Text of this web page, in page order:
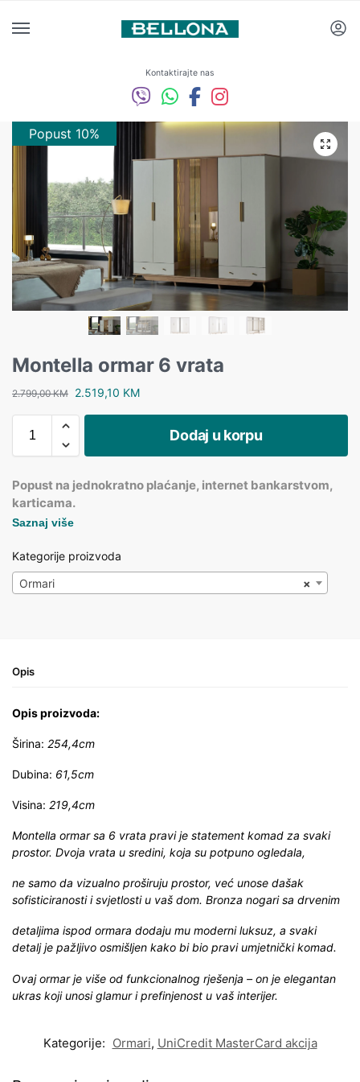
Kontaktirajte nas
Popust 10%
Montella ormar 6 vrata
2.799,00KM 2.519,10 KM
Dodaj u korpu
Popust na jednokratno plaćanje, internet bankarstvom,
karticama.
Saznaj više
Kategorije proizvoda
×
Ormari
Opis
Opis proizvoda:
Širina: 254,4cm
Dubina: 61,5cm
Visina: 219,4cm
Montella ormar sa 6 vrata pravi je statement komad za svaki
prostor. Dvoja vrata u sredini, koja su potpuno ogledala,
ne samo da vizualno proširuju prostor, već unose dašak
sofisticiranosti i svjetlosti u vaš dom. Bronza nogari sa drvenim
detaljima ispod ormara dodaju mu moderni luksuz, a svaki
detalj je pažljivo osmišljen kako bi bio pravi umjetnički komad.
Ovaj ormar je više od funkcionalnog rješenja – on je elegantan
ukras koji unosi glamur i prefinjenost u vaš interijer.
Kategorije: Ormari, UniCredit MasterCard akcija